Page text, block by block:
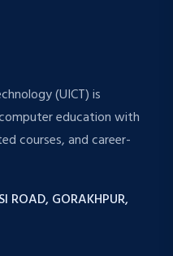
(UICT) is
education with
courses, and career-
ROAD, GORAKHPUR,